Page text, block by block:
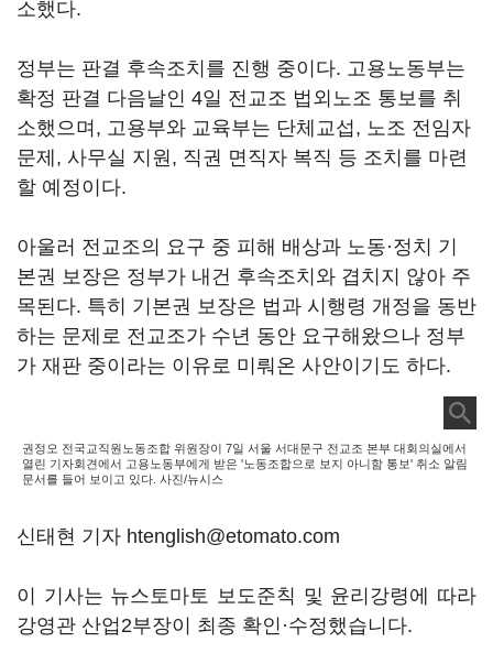
소했다.
정부는 판결 후속조치를 진행 중이다. 고용노동부는
확정 판결 다음날인 4일 전교조 법외노조 통보를 취
소했으며, 고용부와 교육부는 단체교섭, 노조 전임자
문제, 사무실 지원, 직권 면직자 복직 등 조치를 마련
할 예정이다.
아울러 전교조의 요구 중 피해 배상과 노동·정치 기
본권 보장은 정부가 내건 후속조치와 겹치지 않아 주
목된다. 특히 기본권 보장은 법과 시행령 개정을 동반
하는 문제로 전교조가 수년 동안 요구해왔으나 정부
가 재판 중이라는 이유로 미뤄온 사안이기도 하다.
권정오 전국교직원노동조합 위원장이 7일 서울 서대문구 전교조 본부 대회의실에서
열린 기자회견에서 고용노동부에게 받은 '노동조합으로 보지 아니함 통보' 취소 알림
문서를 들어 보이고 있다. 사진/뉴시스
신태현 기자 htenglish@etomato.com
이 기사는 뉴스토마토 보도준칙 및 윤리강령에 따라
강영관 산업2부장이 최종 확인·수정했습니다.